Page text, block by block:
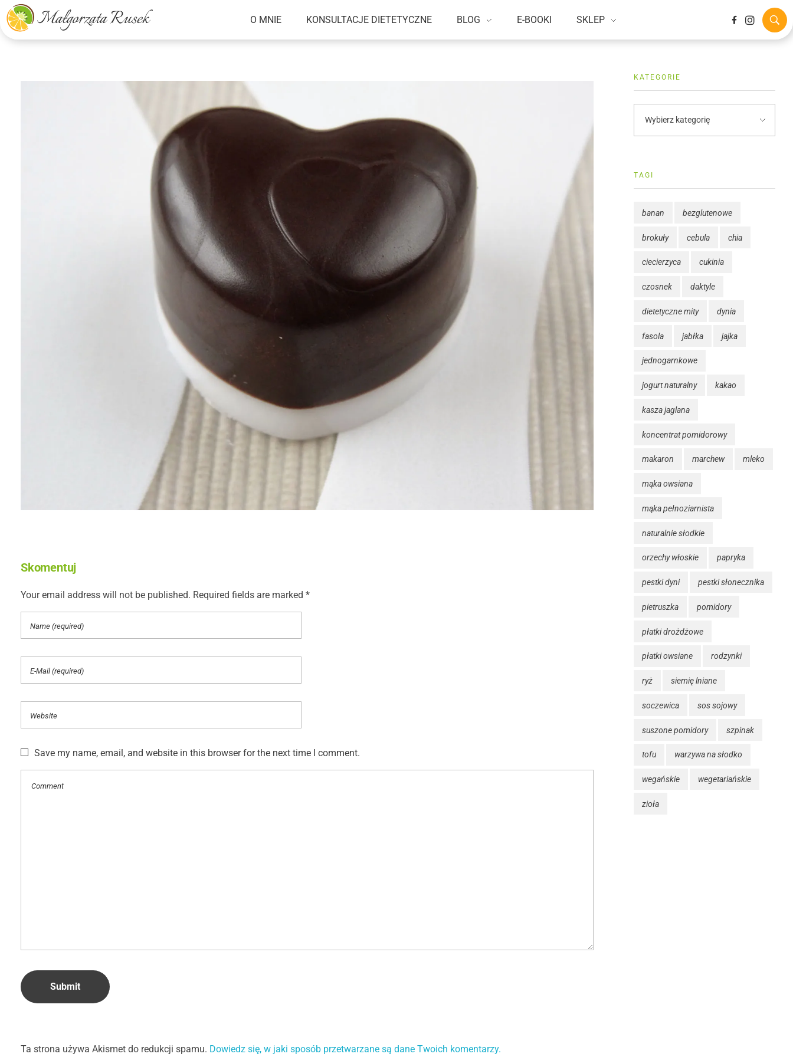
Małgorzata Rusek - dietetyk z pasją
Dietetyka kliniczna & Psychodietetyka
O MNIE KONSULTACJE DIETETYCZNE BLOG E-BOOKI SKLEP
Skomentuj
Your email address will not be published. Required fields are marked *
Save my name, email, and website in this browser for the next time I comment.
Ta strona używa Akismet do redukcji spamu. Dowiedz się, w jaki sposób przetwarzane są dane Twoich komentarzy.
KATEGORIE
TAGI
banan bezglutenowe
brokuły cebula chia
ciecierzyca cukinia
czosnek daktyle
dietetyczne mity dynia
fasola jabłka jajka
jednogarnkowe
jogurt naturalny kakao
kasza jaglana
koncentrat pomidorowy
makaron marchew mleko
mąka owsiana
mąka pełnoziarnista
naturalnie słodkie
orzechy włoskie papryka
pestki dyni pestki słonecznika
pietruszka pomidory
płatki drożdżowe
płatki owsiane rodzynki
ryż siemię lniane
soczewica sos sojowy
suszone pomidory szpinak
tofu warzywa na słodko
wegańskie wegetariańskie
zioła